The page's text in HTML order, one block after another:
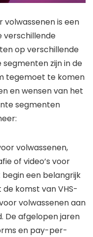
is een
verschillende
op verschillende
zijn in de
tegemoet te komen
en wensen van het
segmenten
volwassenen,
of video’s voor
een belangrijk
komst van VHS-
volwassenen aan
De afgelopen jaren
en pay-per-